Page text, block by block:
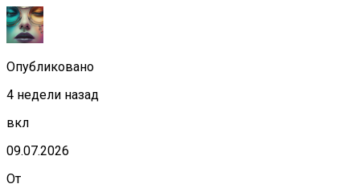
Опубликовано
4 недели назад
вкл
09.07.2026
От